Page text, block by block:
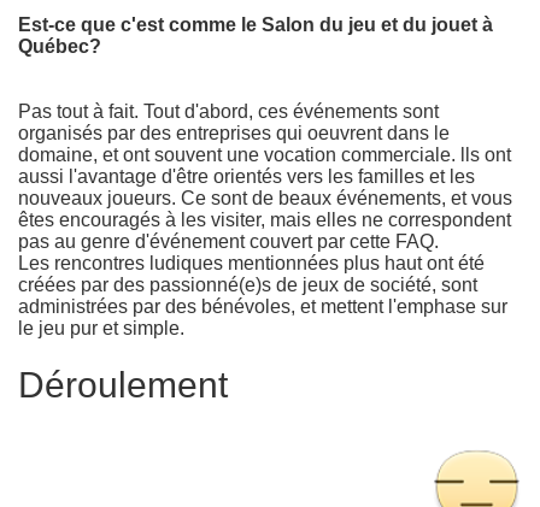
Est-ce que c'est comme le Salon du jeu et du jouet à
Québec?
Pas tout à fait. Tout d'abord, ces événements sont
organisés par des entreprises qui oeuvrent dans le
domaine, et ont souvent une vocation commerciale. lls ont
aussi l'avantage d'être orientés vers les familles et les
nouveaux joueurs. Ce sont de beaux événements, et vous
êtes encouragés à les visiter, mais elles ne correspondent
pas au genre d'événement couvert par cette FAQ.
Les rencontres ludiques mentionnées plus haut ont été
créées par des passionné(e)s de jeux de société, sont
administrées par des bénévoles, et mettent l'emphase sur
le jeu pur et simple.
Déroulement